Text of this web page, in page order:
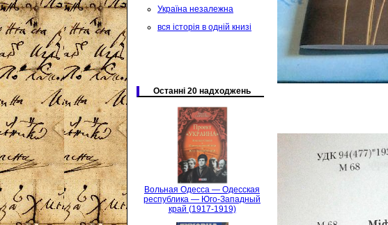
Україна незалежна
вся історія в одній книзі
Останні 20 надходжень
Вольная Одесса — Одесская
республика — Юго-Западный
край (1917-1919)